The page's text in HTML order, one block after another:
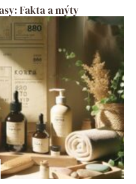
Fakta a mýty